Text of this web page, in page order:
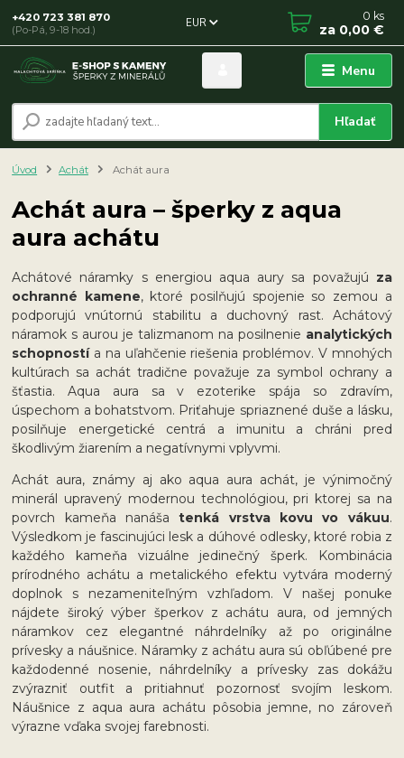
Menu
EUR
Hľadať
+420 723 381 870
(Po-Pá, 9-18 hod.)
0 ks
za 0,00 €
Úvod Achát Achát aura
Achát aura – šperky z aqua
aura achátu
Achátové náramky s energiou aqua aury sa považujú za
ochranné kamene, ktoré posilňujú spojenie so zemou a
podporujú vnútornú stabilitu a duchovný rast. Achátový
náramok s aurou je talizmanom na posilnenie analytických
schopnostía na uľahčenie riešenia problémov. V mnohých
kultúrach sa achát tradične považuje za symbol ochrany a
šťastia. Aqua aura sa v ezoterike spája so zdravím,
úspechom a bohatstvom. Priťahuje spriaznené duše a lásku,
posilňuje energetické centrá a imunitu a chráni pred
škodlivým žiarením a negatívnymi vplyvmi.
Achát aura, známy aj ako aqua aura achát, je výnimočný
minerál upravený modernou technológiou, pri ktorej sa na
povrch kameňa nanášatenká vrstva kovu vo vákuu.
Výsledkom je fascinujúci lesk a dúhové odlesky, ktoré robia z
každého kameňa vizuálne jedinečný šperk. Kombinácia
prírodného achátu a metalického efektu vytvára moderný
doplnok s nezameniteľným vzhľadom. V našej ponuke
nájdete široký výber šperkov z achátu aura, od jemných
náramkov cez elegantné náhrdelníky až po originálne
prívesky a náušnice. Náramky z achátu aura sú obľúbené pre
každodenné nosenie, náhrdelníky a prívesky zas dokážu
zvýrazniť outfit a pritiahnuť pozornosť svojím leskom.
Náušnice z aqua aura achátu pôsobia jemne, no zároveň
výrazne vďaka svojej farebnosti.